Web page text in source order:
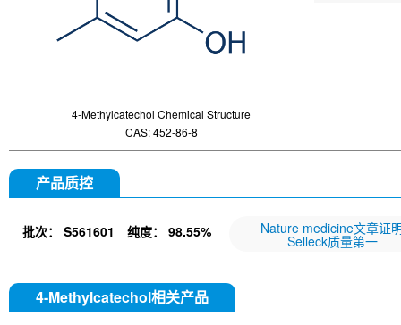
4-Methylcatechol Chemical Structure
CAS: 452-86-8
产品质控
批次： S561601 纯度： 98.55% Nature medicine文章证
Selleck质量第一
4-Methylcatechol相关产品